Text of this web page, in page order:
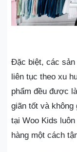
Đặc biệt, các
liên tục theo xu
phẩm đều được
giãn tốt và
tại Woo Kids
hàng một cách